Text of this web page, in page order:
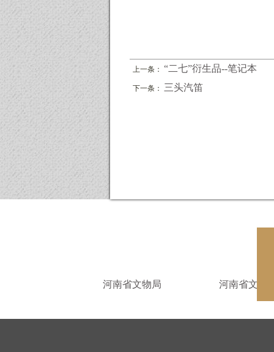
上一条： “二七”衍生品--笔记本
下一条： 三头汽笛
河南省文物局 河南省文物